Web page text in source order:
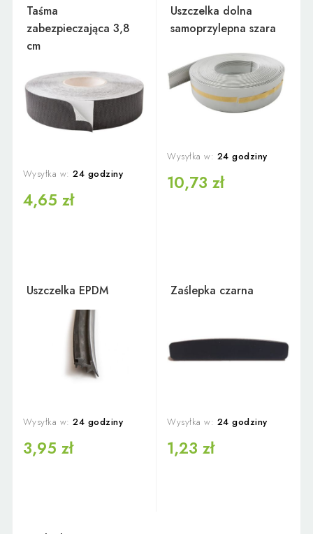
Taśma
zabezpieczająca 3,8
cm
Wysyłka w: 24 godziny
4,65 zł
Uszczelka dolna
samoprzylepna szara
Wysyłka w: 24 godziny
10,73 zł
Uszczelka EPDM
Wysyłka w: 24 godziny
3,95 zł
Zaślepka czarna
Wysyłka w: 24 godziny
1,23 zł